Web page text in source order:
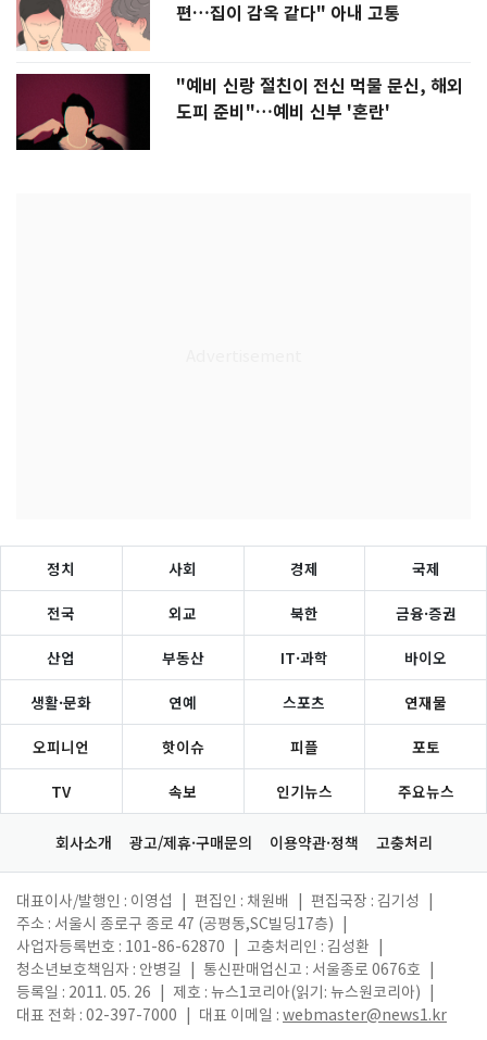
편…집이 감옥 같다" 아내 고통
"예비 신랑 절친이 전신 먹물 문신, 해외
도피 준비"…예비 신부 '혼란'
정치 사회 경제 국제
전국 외교 북한 금융·증권
산업 부동산 IT·과학 바이오
생활·문화 연예 스포츠 연재물
오피니언 핫이슈 피플 포토
TV 속보 인기뉴스 주요뉴스
회사소개 광고/제휴·구매문의 이용약관·정책 고충처리
대표이사/발행인 : 이영섭 편집인 : 채원배 편집국장 : 김기성
주소 : 서울시 종로구 종로 47 (공평동,SC빌딩17층)
사업자등록번호 : 101-86-62870
고충처리인 : 김성환
청소년보호책임자 : 안병길
통신판매업신고 : 서울종로 0676호
등록일 : 2011. 05. 26
제호 : 뉴스1코리아(읽기: 뉴스원코리아)
대표 전화 : 02-397-7000
대표 이메일 : webmaster@news1.kr